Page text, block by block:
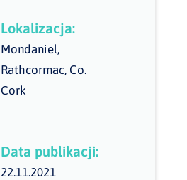
Lokalizacja:
Mondaniel,
Rathcormac, Co.
Cork
Data publikacji:
22.11.2021